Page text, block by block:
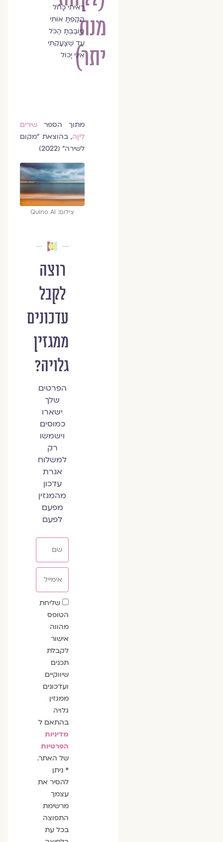
מנת
יתר)
רָאִיתִי כָּחֹל
הִקַּפְתָּ אוֹתִי
סוֹבַבְתָּ הַכֹּל
עַד שֶׁצָּעַקְתִּי
אֵינִי יָכוֹל
מתוך הספר
שירים
לְיֹוָה, בהוצאת "מקום
לשירה" (2022)
צילום: Quino Al
רוצה
לקבל
עדכונים
ממגזין
גלויה?
הפרטים
שלך
ישארו
כמוסים
וישמשו
רק
למשלוח
אגרת
עדכון
מהמגזין
מפעם
לפעם
שדה
הסכמה
שליחת
הטופס
מהווה
אישור
לקבלת
תכנים
שיווקיים
ועדכונים
ממגזין
גלויה
בהתאם ל
מדיניות
הפרטיות
של האתר.
* ניתן
להסיר את
עצמך
מרשימת
התפוצה
בכל עת